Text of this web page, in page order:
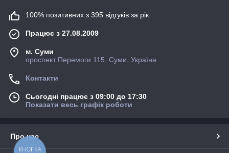
100% позитивних з 395 відгуків за рік
Працює з 27.08.2009
м. Суми
проспект Перемоги 115, Суми, Україна
Контакти
Сьогодні працює з 09:00 до 17:30
Показати весь графік роботи
Про нас
КНОПКА